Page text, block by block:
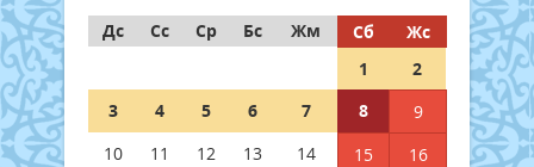
Дс
Сс Ср Бс Жм Сб
Жс
1
2
3
4 5 6 7 8
9
10
11 12 13 14 15
16